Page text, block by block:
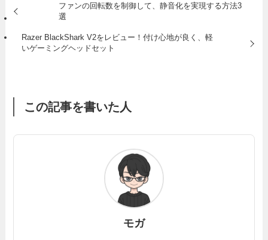
ファンの回転数を制御して、静音化を実現する方法3
選
Razer BlackShark V2をレビュー！付け心地が良く、軽
いゲーミングヘッドセット
この記事を書いた人
モガ